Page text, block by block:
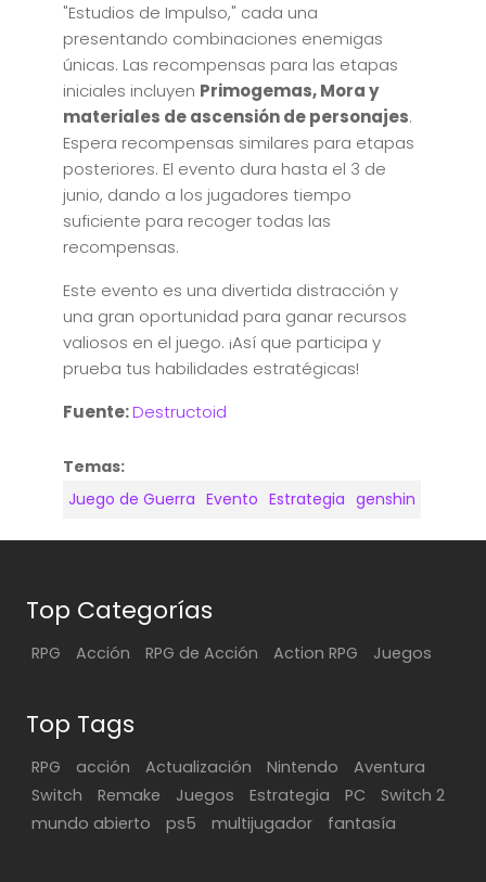
"Estudios de Impulso," cada una
presentando combinaciones enemigas
únicas. Las recompensas para las etapas
iniciales incluyen Primogemas, Mora y
materiales de ascensión de personajes.
Espera recompensas similares para etapas
posteriores. El evento dura hasta el 3 de
junio, dando a los jugadores tiempo
suficiente para recoger todas las
recompensas.
Este evento es una divertida distracción y
una gran oportunidad para ganar recursos
valiosos en el juego. ¡Así que participa y
prueba tus habilidades estratégicas!
Fuente:Destructoid
Temas:
Juego de Guerra Evento Estrategia genshin
Top Categorías
RPG Acción RPG de Acción Action RPG Juegos
Top Tags
RPG acción Actualización Nintendo
Aventura
Switch
Remake Juegos Estrategia PC
Switch 2
mundo abierto
ps5 multijugador fantasía